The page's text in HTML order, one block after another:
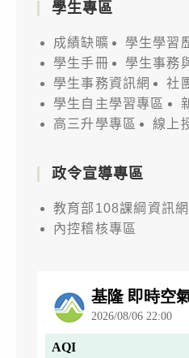
學生專區
成績缺曠
學生學習
學生手冊
學生事務
學生事務資訊網
社
學生自主學習專區
高三升學專區
線上
政令宣導專區
教育部108課綱資訊網
內控稽核專區